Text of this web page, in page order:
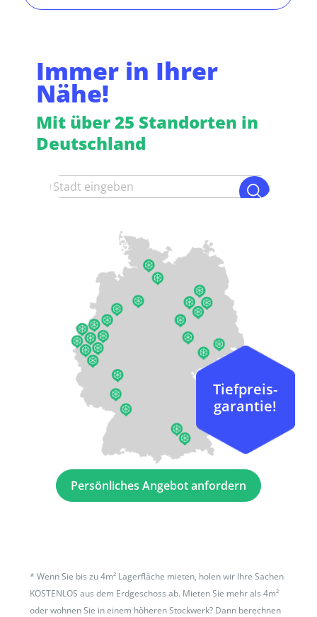
Immer in Ihrer
Nähe!
Mit über 25 Standorten in
Deutschland
Persönliches Angebot anfordern
Tiefpreis-
garantie!
*Wenn Sie bis zu 4m² Lagerfläche mieten, holen wir Ihre Sachen
KOSTENLOS aus dem Erdgeschoss ab. Mieten Sie mehr als 4m²
oder wohnen Sie in einem höheren Stockwerk? Dann berechnen